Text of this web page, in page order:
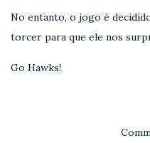
No entanto, o jogo é
torcer para que ele nos
Go Hawks!